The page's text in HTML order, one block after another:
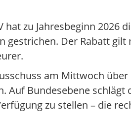
zu Jahresbeginn 2026
gestrichen. Der Rabatt
am Mittwoch über
Auf Bundesebene schlägt
zu stellen – die